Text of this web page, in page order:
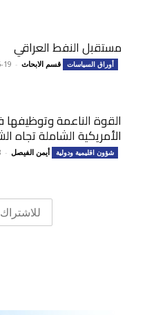
مستقبل النفط العراقي
أوراق السياسات قسم الابحاث -
19
القوة الناعمة وتوظيفها
الأمريكية الشاملة تجاه
شؤون اقليمية ودولية أيمن الفيصل -